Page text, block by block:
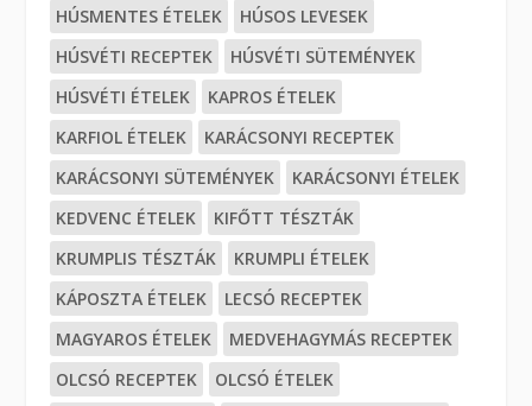
HÚSMENTES ÉTELEK
HÚSOS LEVESEK
HÚSVÉTI RECEPTEK
HÚSVÉTI SÜTEMÉNYEK
HÚSVÉTI ÉTELEK
KAPROS ÉTELEK
KARFIOL ÉTELEK
KARÁCSONYI RECEPTEK
KARÁCSONYI SÜTEMÉNYEK
KARÁCSONYI ÉTELEK
KEDVENC ÉTELEK
KIFŐTT TÉSZTÁK
KRUMPLIS TÉSZTÁK
KRUMPLI ÉTELEK
KÁPOSZTA ÉTELEK
LECSÓ RECEPTEK
MAGYAROS ÉTELEK
MEDVEHAGYMÁS RECEPTEK
OLCSÓ RECEPTEK
OLCSÓ ÉTELEK